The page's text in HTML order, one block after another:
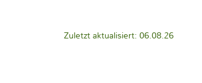
Zuletzt aktualisiert: 06.08.26